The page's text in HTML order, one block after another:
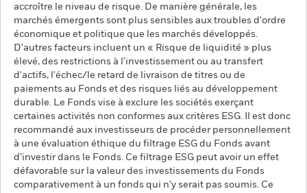
accroître le niveau de risque. De manière générale, les
marchés émergents sont plus sensibles aux troubles d'ordre
économique et politique que les marchés développés.
D'autres facteurs incluent un « Risque de liquidité » plus
élevé, des restrictions à l'investissement ou au transfert
d'actifs, l'échec/le retard de livraison de titres ou de
paiements au Fonds et des risques liés au développement
durable. Le Fonds vise à exclure les sociétés exerçant
certaines activités non conformes aux critères ESG. Il est donc
recommandé aux investisseurs de procéder personnellement
à une évaluation éthique du filtrage ESG du Fonds avant
d’investir dans le Fonds. Ce filtrage ESG peut avoir un effet
défavorable sur la valeur des investissements du Fonds
comparativement à un fonds qui n'y serait pas soumis. Ce